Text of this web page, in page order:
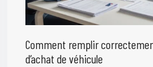
Comment remplir
d’achat de véhicule